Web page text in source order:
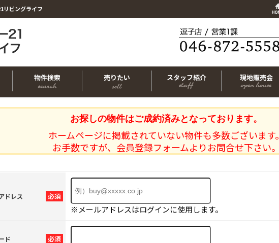
リビングライフ
物件検索 売りたい スタッフ紹介 現地販売会
お探しの物件はご成約済みとなっております。
ホームページに掲載されていない物件も多数ございます。
お手数ですが、会員登録フォームよりお問合せ下さい。
必須
ドレス
※メールアドレスはログインに使用します。
必須
ド